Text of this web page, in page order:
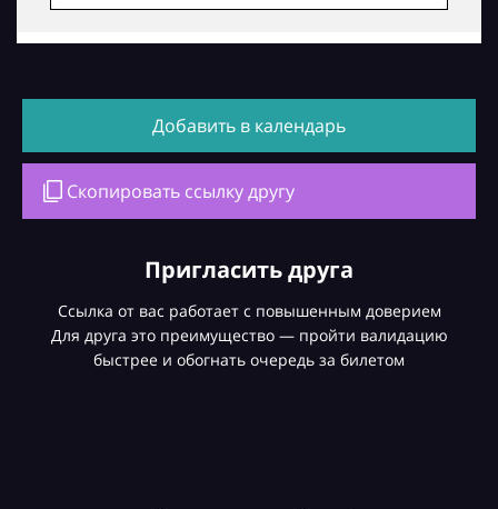
Добавить в календарь
Скопировать ссылку другу
Пригласить друга
Ссылка от вас работает с повышенным доверием
Для друга это преимущество — пройти валидацию
быстрее и обогнать очередь за билетом